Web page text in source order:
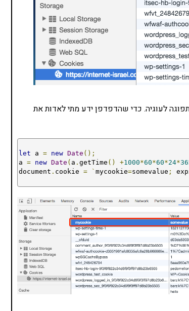
לעוגיה. כדי שהדפדפן ידע מתי לאדות את
let a = new Date ();
a = new Date ( a .getTime () +1000*60*60*24*
document . cookie = `mycookie=somevalue ;